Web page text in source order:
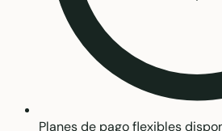
Planes de pago flexibles